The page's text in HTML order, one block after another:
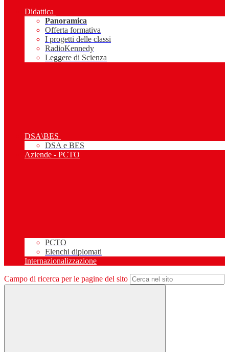
Didattica
Panoramica
Offerta formativa
I progetti delle classi
RadioKennedy
Leggere di Scienza
DSA\BES
DSA e BES
Aziende - PCTO
PCTO
Elenchi diplomati
Internazionalizzazione
Campo di ricerca per le pagine del sito